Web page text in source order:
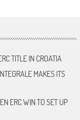
TITLE IN CROATIA
MAKES ITS
ERC WIN TO SET UP